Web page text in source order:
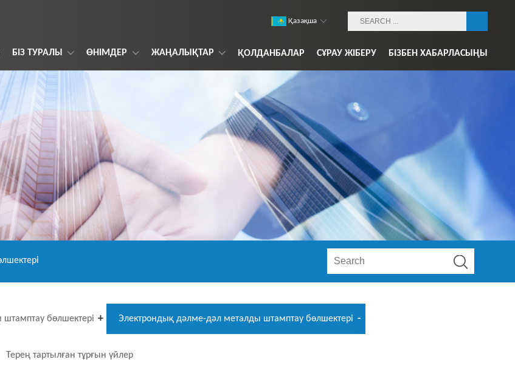
БІЗ ТУРАЛЫ ӨНІМДЕР ЖАҢАЛЫҚТАР ҚОЛДАНБАЛАР СҰРАУ ЖІБЕРУ БІЗБЕН ХАБАРЛАСЫҢЫ
Қазақша
бөлшектері Электрондық дәлме-дәл металды штамптау бөлшектері
Терең тартылған тұрғын үйлер